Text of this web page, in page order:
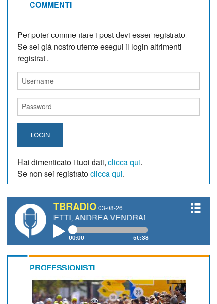
COMMENTI
Per poter commentare i post devi esser registrato.
Se sei giá nostro utente esegui il login altrimenti
registrati.
LOGIN
Hai dimenticato i tuoi dati, clicca qui.
Se non sei registratoclicca qui.
TBRADIO 03-08-26
ANDREA VENDRAME, FILIPPO FIORELLI
00:00 50:38
PROFESSIONISTI